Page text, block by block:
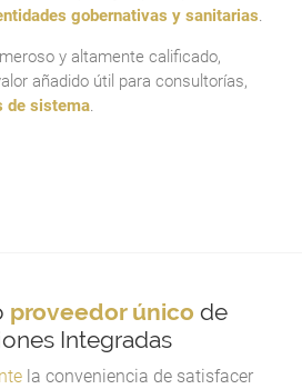
gobernativas y sanitarias.
y altamente calificado,
añadido útil para consultorías,
de sistema.
proveedor único de
Integradas
la conveniencia de satisfacer